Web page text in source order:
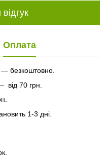
Оплата
— безкоштовно.
70 грн.
1-3 дні.